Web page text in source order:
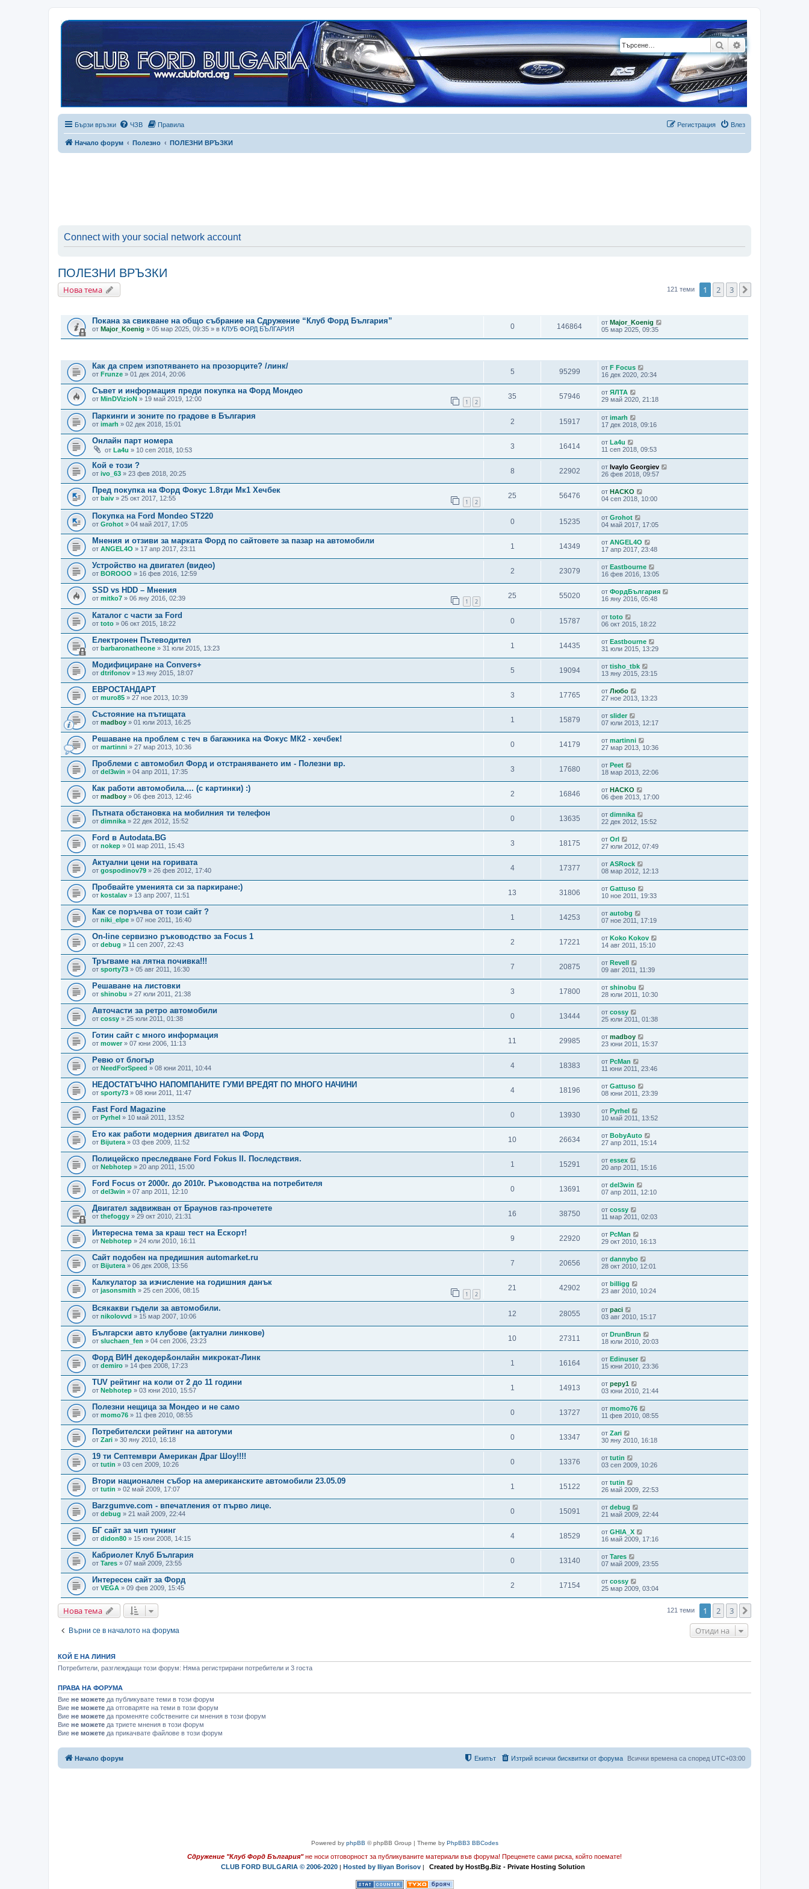
ТърсенеРазширено
Бързи връзки ЧЗВ Правила Влез
Регистрация
Начало форум Полезно ПОЛЕЗНИ ВРЪЗКИ
Connect with your social network account
ПОЛЕЗНИ ВРЪЗКИ
Нова тема 121 теми 1 2 3
Покана за свикване на общо събрание на Сдружение “Клуб Форд България”
от Major_Koenig » 05 мар 2025, 09:35 » в КЛУБ ФОРД БЪЛГАРИЯ 0 146864 от Major_Koenig
05 мар 2025, 09:35
Как да спрем изпотяването на прозорците? /линк/
от Frunze » 01 дек 2014, 20:06 5 95299 от F Focus
16 дек 2020, 20:34
Съвет и информация преди покупка на Форд Мондео
от MinDVizioN » 19 май 2019, 12:00 1 2
35 57946 от ЯЛТА
29 май 2020, 21:18
Паркинги и зоните по градове в България
от imarh » 02 дек 2018, 15:01 2 15917 от imarh
17 дек 2018, 09:16
Онлайн парт номера
от La4u » 10 сеп 2018, 10:53 3 16414 от La4u
11 сеп 2018, 09:53
Кой е този ?
от ivo_63 » 23 фев 2018, 20:25 8 22902 от Ivaylo Georgiev
26 фев 2018, 09:57
Пред покупка на Форд Фокус 1.8тди Мк1 Хечбек
от baiv » 25 окт 2017, 12:55 1 2
25 56476 от HACKO
04 сеп 2018, 10:00
Покупка на Ford Mondeo ST220
от Grohot » 04 май 2017, 17:05 0 15235 от Grohot
04 май 2017, 17:05
Мнения и отзиви за марката Форд по сайтовете за пазар на автомобили
от ANGEL4O » 17 апр 2017, 23:11 1 14349 от ANGEL4O
17 апр 2017, 23:48
Устройство на двигател (видео)
от BOROOO » 16 фев 2016, 12:59 2 23079 от Eastbourne
16 фев 2016, 13:05
SSD vs HDD – Мнения
от mitko7 » 06 яну 2016, 02:39 1 2
25 55020 от ФордБългария
16 яну 2016, 05:48
Каталог с части за Ford
от toto » 06 окт 2015, 18:22 0 15787 от toto
06 окт 2015, 18:22
Електронен Пътеводител
от barbaronatheone » 31 юли 2015, 13:23 1 14435 от Eastbourne
31 юли 2015, 13:29
Модифициране на Convers+
от dtrifonov » 13 яну 2015, 18:07 5 19094 от tisho_tbk
13 яну 2015, 23:15
ЕВРОСТАНДАРТ
от muro85 » 27 ное 2013, 10:39 3 17765 от Любо
27 ное 2013, 13:23
Състояние на пътищата
от madboy » 01 юли 2013, 16:25 1 15879 от slider
07 юли 2013, 12:17
Решаване на проблем с теч в багажника на Фокус МК2 - хечбек!
от martinni » 27 мар 2013, 10:36 0 14179 от martinni
27 мар 2013, 10:36
Проблеми с автомобил Форд и отстраняванетo им - Полезни вр.
от del3win » 04 апр 2011, 17:35 3 17680 от Peet
18 мар 2013, 22:06
Как работи автомобила.... (с картинки) :)
от madboy » 06 фев 2013, 12:46 2 16846 от HACKO
06 фев 2013, 17:00
Пътната обстановка на мобилния ти телефон
от dimnika» 22 дек 2012, 15:52 0 13635 от dimnika
22 дек 2012, 15:52
Ford в Autodata.BG
от nokep » 01 мар 2011, 15:43 3 18175 от Orl
27 юли 2012, 07:49
Актуални цени на горивата
от gospodinov79 » 26 фев 2012, 17:40 4 17377 от ASRock
08 мар 2012, 12:13
Пробвайте уменията си за паркиране:)
от kostalav » 13 апр 2007, 11:51 13 31806 от Gattuso
10 ное 2011, 19:33
Как се поръчва от този сайт ?
от niki_elpe » 07 ное 2011, 16:40 1 14253 от autobg
07 ное 2011, 17:19
On-line сервизно ръководство за Focus 1
от debug » 11 сеп 2007, 22:43 2 17221 от Koko Kokov
14 авг 2011, 15:10
Тръгваме на лятна почивка!!!
от sporty73 » 05 авг 2011, 16:30 7 20875 от Revell
09 авг 2011, 11:39
Решаване на листовки
от shinobu » 27 юли 2011, 21:38 3 17800 от shinobu
28 юли 2011, 10:30
Aвточасти за ретро автомобили
от cossy » 25 юли 2011, 01:38 0 13444 от cossy
25 юли 2011, 01:38
Готин сайт с много информация
от mower» 07 юни 2006, 11:13 11 29985 от madboy
23 юни 2011, 15:37
Ревю от блогър
от NeedForSpeed » 08 юни 2011, 10:44 4 18383 от PcMan
11 юни 2011, 23:46
НЕДОСТАТЪЧНО НАПОМПАНИТЕ ГУМИ ВРЕДЯТ ПО МНОГО НАЧИНИ
от sporty73 » 08 юни 2011, 11:47 4 18196 от Gattuso
08 юни 2011, 23:39
Fast Ford Magazine
от Pyrhel » 10 май 2011, 13:52 0 13930 от Pyrhel
10 май 2011, 13:52
Ето как работи модерния двигател на Форд
от Bijutera» 03 фев 2009, 11:52 10 26634 от BobyAuto
27 апр 2011, 15:14
Полицейско преследване Ford Fokus ІІ. Последствия.
от Nebhotep » 20 апр 2011, 15:00 1 15291 от essex
20 апр 2011, 15:16
Ford Focus от 2000г. до 2010г. Ръководства на потребителя
от del3win » 07 апр 2011, 12:10 0 13691 от del3win
07 апр 2011, 12:10
Двигател задвижван от Браунов газ-прочетете
от thefoggy » 29 окт 2010, 21:31 16 38750 от cossy
11 мар 2011, 02:03
Интересна тема за краш тест на Ескорт!
от Nebhotep » 24 юли 2010, 16:11 9 22920 от PcMan
29 окт 2010, 16:13
Сайт подобен на предишния automarket.ru
от Bijutera» 06 дек 2008, 13:56 7 20656 от dannybo
28 окт 2010, 12:01
Калкулатор за изчисление на годишния данък
от jasonsmith » 25 сеп 2006, 08:15 1 2
21 42902 от billigg
23 авг 2010, 10:24
Всякакви гъдели за автомобили.
от nikolovvd » 15 мар 2007, 10:06 12 28055 от paci
03 авг 2010, 15:17
Български авто клубове (актуални линкове)
от sluchaen_fen » 04 сеп 2006, 23:23 10 27311 от DrunBrun
18 юли 2010, 20:03
Форд ВИН декодер&онлайн микрокат-Линк
от demiro » 14 фев 2008, 17:23 1 16164 от Edinuser
15 юни 2010, 23:36
TUV рейтинг на коли от 2 до 11 години
от Nebhotep » 03 юни 2010, 15:57 1 14913 от pepy1
03 юни 2010, 21:44
Полезни нещица за Мондео и не само
от momo76 » 11 фев 2010, 08:55 0 13727 от momo76
11 фев 2010, 08:55
Потребителски рейтинг на автогуми
от Zari » 30 яну 2010, 16:18 0 13347 от Zari
30 яну 2010, 16:18
19 ти Септември Американ Драг Шоу!!!!
от tutin » 03 сеп 2009, 10:26 0 13376 от tutin
03 сеп 2009, 10:26
Втори национален събор на американските автомобили 23.05.09
от tutin » 02 май 2009, 17:07 1 15122 от tutin
26 май 2009, 22:53
Barzgumve.com - впечатления от първо лице.
от debug » 21 май 2009, 22:44 0 15091 от debug
21 май 2009, 22:44
БГ сайт за чип тунинг
от didon80 » 15 юни 2008, 14:15 4 18529 от GHIA_X
16 май 2009, 17:16
Кабриолет Клуб България
от Tares » 07 май 2009, 23:55 0 13140 от Tares
07 май 2009, 23:55
Интересен сайт за Форд
от VEGA » 09 фев 2009, 15:45 2 17154 от cossy
25 мар 2009, 03:04
Нова тема 121 теми 1 2 3
Върни се в началото на форума Отиди на
КОЙ Е НА ЛИНИЯ
Потребители, разглеждащи този форум: Няма регистрирани потребители и 3 госта
ПРАВА НА ФОРУМА
Вие не можете да публикувате теми в този форум
Вие не можете да отговаряте на теми в този форум
Вие не можете да променяте собствените си мнения в този форум
Вие не можете да триете мнения в този форум
Вие не можете да прикачвате файлове в този форум
Начало форум Всички времена са според UTC+03:00
Изтрий всички бисквитки от форума
Екипът
Powered by phpBB © phpBB Group | Theme by PhpBB3 BBCodes
Сдружение "Клуб Форд България" не носи отговорност за публикуваните материали във форума! Преценете сами риска, който поемате!
CLUB FORD BULGARIA © 2006-2020 | Hosted by Iliyan Borisov | Created by HostBg.Biz - Private Hosting Solution